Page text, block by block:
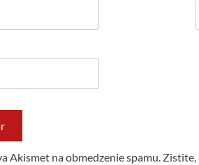
Akismet na obmedzenie spamu. Zistite,